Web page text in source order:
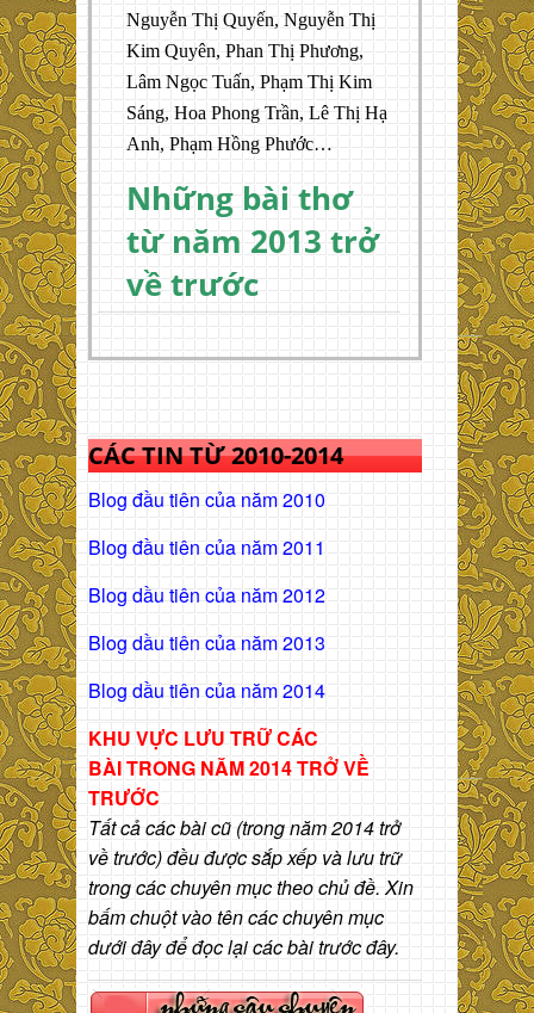
Nguyễn Thị Quyến, Nguyễn Thị
Kim Quyên, Phan Thị Phương,
Lâm Ngọc Tuấn, Phạm Thị Kim
Sáng, Hoa Phong Trần, Lê Thị Hạ
Anh, Phạm Hồng Phước…
Những bài thơ
từ năm 2013 trở
về trước
CÁC TIN TỪ 2010-2014
Blog đầu tiên của năm 2010
Blog đầu tiên của năm 2011
Blog dầu tiên của năm 2012
Blog dầu tiên của năm 2013
Blog dầu tiên của năm 2014
KHU VỰC LƯU TRỮ CÁC
BÀITRONG NĂM 2014 TRỞ VỀ
TRƯỚC
Tất cả các bài cũ (trong năm 2014 trở
về trước) đều được sắp xếp và lưu trữ
trong các chuyên mục theo chủ đề. Xin
bấm chuột vào tên các chuyên mục
dưới đây để đọc lại các bài trước đây.